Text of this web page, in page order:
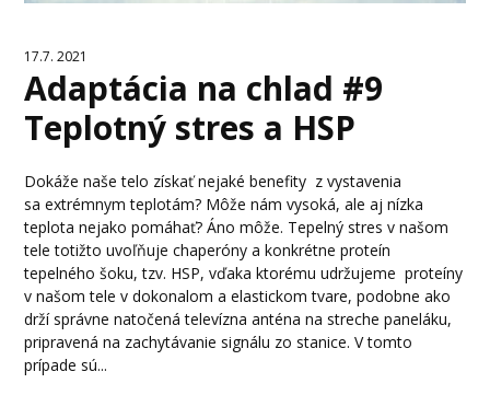
17.7. 2021
Adaptácia na chlad #9
Teplotný stres a HSP
Dokáže naše telo získať nejaké benefity z vystavenia
sa extrémnym teplotám? Môže nám vysoká, ale aj nízka
teplota nejako pomáhať? Áno môže. Tepelný stres v našom
tele totižto uvoľňuje chaperóny a konkrétne proteín
tepelného šoku, tzv. HSP, vďaka ktorému udržujeme proteíny
v našom tele v dokonalom a elastickom tvare, podobne ako
drží správne natočená televízna anténa na streche paneláku,
pripravená na zachytávanie signálu zo stanice. V tomto
prípade sú...